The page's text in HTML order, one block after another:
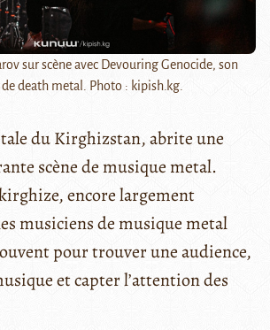
sur scène avec Devouring Genocide, son
death metal. Photo : kipish.kg.
du Kirghizstan, abrite une
scène de musique metal.
encore largement
musiciens de musique metal
pour trouver une audience,
et capter l’attention des